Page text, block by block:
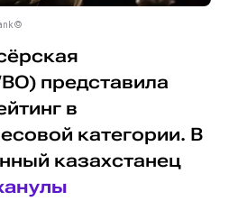
представила
в
категории. В
казахстанец